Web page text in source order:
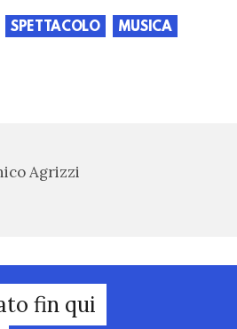
SPETTACOLO
MUSICA
Agrizzi
fin qui